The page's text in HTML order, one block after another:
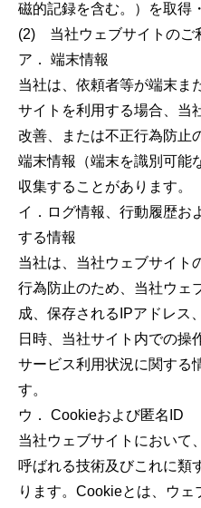
磁的記録を含む。）を取得
(2) 当社ウェブサイトのご
ア． 端末情報
当社は、依頼者等が端末ま
サイトを利用する場合、当
改善、または不正行為防止
端末情報（端末を識別可能
収集することがあります。
イ．ログ情報、行動履歴お
する情報
当社は、当社ウェブサイト
行為防止のため、当社ウェ
成、保存されるIPアドレス
日時、当社サイト内での操
サービス利用状況に関する
す。
ウ． Cookieおよび匿名ID
当社ウェブサイトにおいて
呼ばれる技術及びこれに類
ります。Cookieとは、ウ